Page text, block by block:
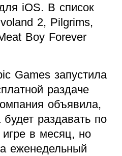
iOS. В список
2, Pilgrims,
Boy Forever
Games запустила
раздаче
объявила,
раздавать по
в месяц, но
еженедельный